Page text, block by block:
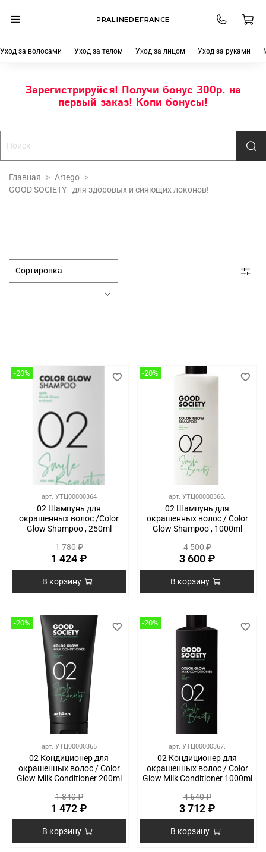
PRALINEDEFRANCE
Уход за волосами Уход за телом Уход за лицом Уход за руками
Зарегистрируйся! Получи бонус 300р. на
первый заказ! Копи бонусы!
Главная
Artego
GOOD SOCIETY - для здоровых и сияющих локонов!
-20%
арт. УТЦ00000364
02 Шампунь для
окрашенных волос /Color
Glow Shampoo , 250ml
1 780 ₽
1 424 ₽
В корзину
-20%
арт. УТЦ00000366.
02 Шампунь для
окрашенных волос / Color
Glow Shampoo , 1000ml
4 500 ₽
3 600 ₽
В корзину
-20%
арт. УТЦ00000365
02 Кондиционер для
окрашенных волос / Color
Glow Milk Conditioner 200ml
1 840 ₽
1 472 ₽
В корзину
-20%
арт. УТЦ00000367.
02 Кондиционер для
окрашенных волос / Color
Glow Milk Conditioner 1000ml
4 640 ₽
3 712 ₽
В корзину